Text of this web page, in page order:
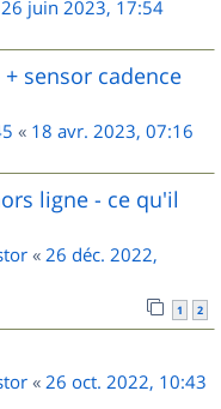
26 juin 2023, 17:54
sensor cadence
« 18 avr. 2023, 07:16
ligne - ce qu'il
« 26 déc. 2022,
1 2
« 26 oct. 2022, 10:43